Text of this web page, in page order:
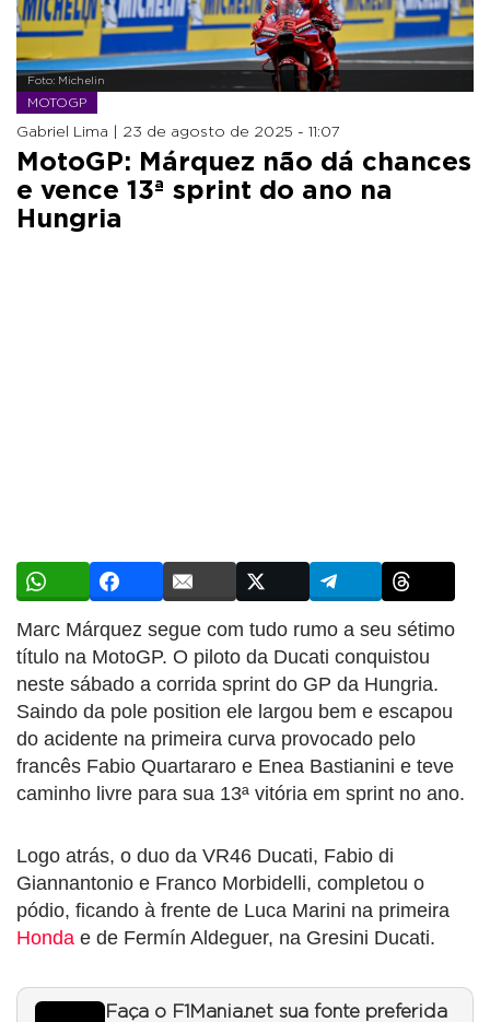
Foto: Michelin
MOTOGP
Gabriel Lima | 23 de agosto de 2025 - 11:07
MotoGP: Márquez não dá chances
e vence 13ª sprint do ano na
Hungria
Marc Márquez segue com tudo rumo a seu sétimo
título na MotoGP. O piloto da Ducati conquistou
neste sábado a corrida sprint do GP da Hungria.
Saindo da pole position ele largou bem e escapou
do acidente na primeira curva provocado pelo
francês Fabio Quartararo e Enea Bastianini e teve
caminho livre para sua 13ª vitória em sprint no ano.
Logo atrás, o duo da VR46 Ducati, Fabio di
Giannantonio e Franco Morbidelli, completou o
pódio, ficando à frente de Luca Marini na primeira
Honda e de Fermín Aldeguer, na Gresini Ducati.
Faça o F1Mania.net sua fonte preferida